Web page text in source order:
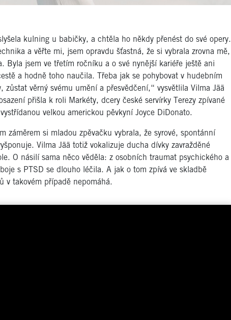
kulning u babičky, a chtěla ho někdy přenést do své opery.
a věřte mi, jsem opravdu šťastná, že si vybrala zrovna mě,
Byla jsem ve třetím ročníku a o své nynější kariéře ještě ani
a hodně toho naučila. Třeba jak se pohybovat v hudebním
věrný svému umění a přesvědčení,“ vysvětlila Vilma Jää
přišla k roli Markéty, dcery české servírky Terezy zpívané
velkou americkou pěvkyní Joyce DiDonato.
záměrem si mladou zpěvačku vybrala, že syrové, spontánní
Vilma Jää totiž vokalizuje ducha dívky zavražděné
O násilí sama něco věděla: z osobních traumat psychického a
s PTSD se dlouho léčila. A jak o tom zpívá ve skladbě
v takovém případě nepomáhá.